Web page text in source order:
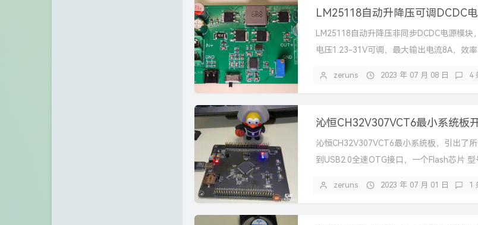
LM25118自动升降压可调DCDC
LM25118自动升降压非同步DCDC电源模
电压1.23-31V可调，最大输出电流8A，效
zeruns 2023 年 07 月 08 日 4
沁恒CH32V307VCT6最小系统板
沁恒CH32V307VCT6最小系统板，引出了
到USB2.0全速OTG接口，一个Flash芯片 型
zeruns 2023 年 07 月 01 日 1